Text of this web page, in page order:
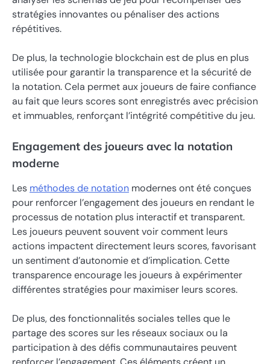
stratégies innovantes ou pénaliser des actions
répétitives.
De plus, la technologie blockchain est de plus en plus
utilisée pour garantir la transparence et la sécurité de
la notation. Cela permet aux joueurs de faire confiance
au fait que leurs scores sont enregistrés avec précision
et immuables, renforçant l’intégrité compétitive du jeu.
Engagement des joueurs avec la notation
moderne
Les méthodes de notation modernes ont été conçues
pour renforcer l’engagement des joueurs en rendant le
processus de notation plus interactif et transparent.
Les joueurs peuvent souvent voir comment leurs
actions impactent directement leurs scores, favorisant
un sentiment d’autonomie et d’implication. Cette
transparence encourage les joueurs à expérimenter
différentes stratégies pour maximiser leurs scores.
De plus, des fonctionnalités sociales telles que le
partage des scores sur les réseaux sociaux ou la
participation à des défis communautaires peuvent